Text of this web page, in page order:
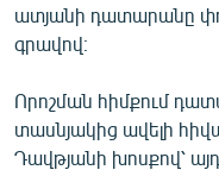
«Ազատության»
ատյանի դատարանը
գրավով։
Որոշման հիմքում
տասնյակից ավելի
Դավթյանի խոսքով՝